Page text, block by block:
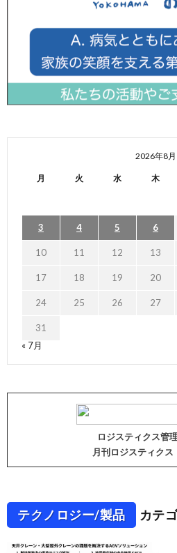
2026年8月
月 火 水 木
3 4 5 6
10 11 12 13
17 18 19 20
24 25 26 27
31
« 7月
ロジスティクス管
月刊ロジスティクス
テクノロジー/製品 カテ